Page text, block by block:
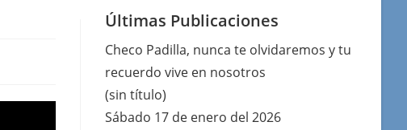
Últimas Publicaciones
Checo Padilla, nunca te olvidaremos y tu
recuerdo vive en nosotros
(sin título)
Sábado 17 de enero del 2026